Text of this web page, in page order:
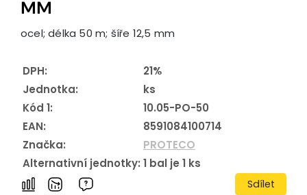
MM
ocel; délka 50 m; šíře 12,5 mm
DPH:
21%
Jednotka:
ks
Kód 1:
10.05-PO-50
EAN:
8591084100714
Značka:
PROTECO
Alternativní jednotky: 1 bal je 1 ks
Sdílet